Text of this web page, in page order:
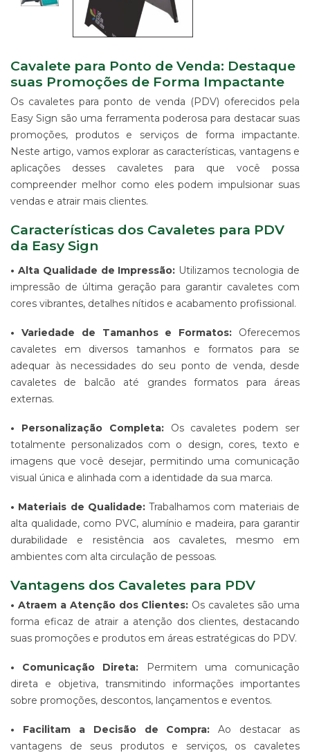
IMPRESSÃO
DIGITAL
EM
PAPEL
IMPRESSÃO
DIGITAL
UV
CHAPA
DIGITAL
EM
TECIDO
IMPRESSÃO
DTG
EM
SUPORTE
PARA
BANNERS
WIND
BANNER
PARA
PROPAGANDA
PRODUTO
PROMOCIONAL
EVENTOS
EMPRESAS
PROMOCIONAL
PONTO
DE
VENDA
PDV
ESTAMPARIA
TECIDO
CORRIDO
CENTRALIZADO
ESTAMPARIA
Cavalete para Ponto de Venda: Destaque
suas Promoções de Forma Impactante
Os cavaletes para ponto de venda (PDV) oferecidos pela
Easy Sign são uma ferramenta poderosa para destacar suas
promoções, produtos e serviços de forma impactante.
Neste artigo, vamos explorar as características, vantagens e
aplicações desses cavaletes para que você possa
compreender melhor como eles podem impulsionar suas
vendas e atrair mais clientes.
Características dos Cavaletes para PDV
da Easy Sign
• Alta Qualidade de Impressão: Utilizamos tecnologia de
impressão de última geração para garantir cavaletes com
cores vibrantes, detalhes nítidos e acabamento profissional.
• Variedade de Tamanhos e Formatos: Oferecemos
cavaletes em diversos tamanhos e formatos para se
adequar às necessidades do seu ponto de venda, desde
cavaletes de balcão até grandes formatos para áreas
externas.
• Personalização Completa:Os cavaletes podem ser
totalmente personalizados com o design, cores, texto e
imagens que você desejar, permitindo uma comunicação
visual única e alinhada com a identidade da sua marca.
• Materiais de Qualidade:Trabalhamos com materiais de
alta qualidade, como PVC, alumínio e madeira, para garantir
durabilidade e resistência aos cavaletes, mesmo em
ambientes com alta circulação de pessoas.
Vantagens dos Cavaletes para PDV
• Atraem a Atenção dos Clientes: Os cavaletes são uma
forma eficaz de atrair a atenção dos clientes, destacando
suas promoções e produtos em áreas estratégicas do PDV.
• Comunicação Direta: Permitem uma comunicação
direta e objetiva, transmitindo informações importantes
sobre promoções, descontos, lançamentos e eventos.
• Facilitam a Decisão de Compra: Ao destacar as
vantagens de seus produtos e serviços, os cavaletes